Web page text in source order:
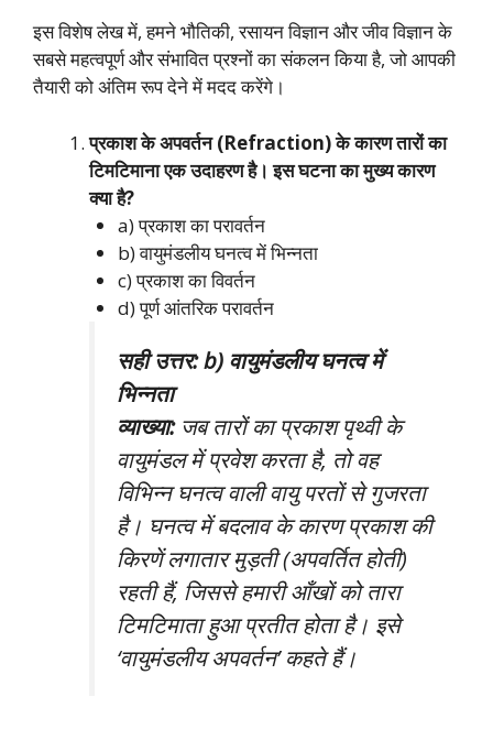
इस विशेष लेख में, हमने भौतिकी, रसायन विज्ञान और जीव विज्ञान के
सबसे महत्वपूर्ण और संभावित प्रश्नों का संकलन किया है, जो आपकी
तैयारी को अंतिम रूप देने में मदद करेंगे।
प्रकाश के अपवर्तन (Refraction) के कारण तारों का
टिमटिमाना एक उदाहरण है। इस घटना का मुख्य कारण
क्या है?
a) प्रकाश का परावर्तन
b) वायुमंडलीय घनत्व में भिन्नता
c) प्रकाश का विवर्तन
d) पूर्ण आंतरिक परावर्तन
सही उत्तर: b) वायुमंडलीय घनत्व में
भिन्नता
व्याख्या:जब तारों का प्रकाश पृथ्वी के
वायुमंडल में प्रवेश करता है, तो वह
विभिन्न घनत्व वाली वायु परतों से गुजरता
है। घनत्व में बदलाव के कारण प्रकाश की
किरणें लगातार मुड़ती (अपवर्तित होती)
रहती हैं, जिससे हमारी आँखों को तारा
टिमटिमाता हुआ प्रतीत होता है। इसे
‘वायुमंडलीय अपवर्तन’ कहते हैं।